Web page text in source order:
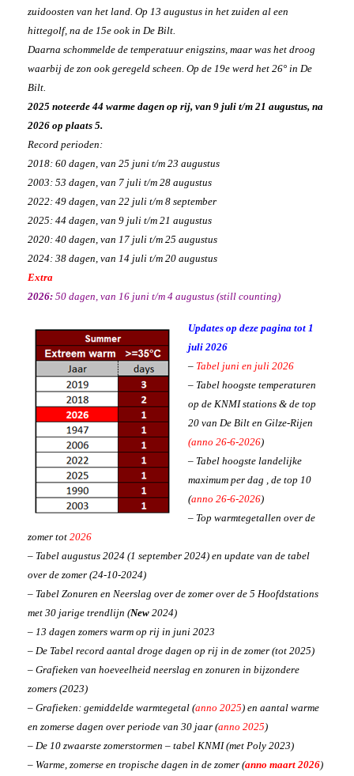
zuidoosten van het land. Op 13 augustus in het zuiden al een
hittegolf, na de 15e ook in De Bilt.
Daarna schommelde de temperatuur enigszins, maar was het droog
waarbij de zon ook geregeld scheen. Op de 19e werd het 26° in De
Bilt.
2025 noteerde 44 warme dagen op rij, van 9 juli t/m 21 augustus, na
2026 op plaats 5.
Record perioden:
2018: 60 dagen, van 25 juni t/m 23 augustus
2003: 53 dagen, van 7 juli t/m 28 augustus
2022: 49 dagen, van 22 juli t/m 8 september
2025: 44 dagen, van 9 juli t/m 21 augustus
2020: 40 dagen, van 17 juli t/m 25 augustus
2024: 38 dagen, van 14 juli t/m 20 augustus
Extra
2026: 50 dagen, van 16 juni t/m 4 augustus (still counting)
Updates op deze pagina tot 1
juli 2026
– Tabel juni en juli 2026
– Tabel hoogste temperaturen
op de KNMI stations & de top
20 van De Bilt en Gilze-Rijen
(anno 26-6-2026)
– Tabel hoogste landelijke
maximum per dag , de top 10
(anno 26-6-2026)
– Top warmtegetallen over de
zomer tot 2026
– Tabel augustus 2024 (1 september 2024) en update van de tabel
over de zomer (24-10-2024)
– Tabel Zonuren en Neerslag over de zomer over de 5 Hoofdstations
met 30 jarige trendlijn (New 2024)
– 13 dagen zomers warm op rij in juni 2023
– De Tabel record aantal droge dagen op rij in de zomer (tot 2025)
– Grafieken van hoeveelheid neerslag en zonuren in bijzondere
zomers (2023)
– Grafieken: gemiddelde warmtegetal (anno 2025) en aantal warme
en zomerse dagen over periode van 30 jaar (anno 2025)
– De 10 zwaarste zomerstormen – tabel KNMI (met Poly 2023)
– Warme, zomerse en tropische dagen in de zomer (anno maart 2026)